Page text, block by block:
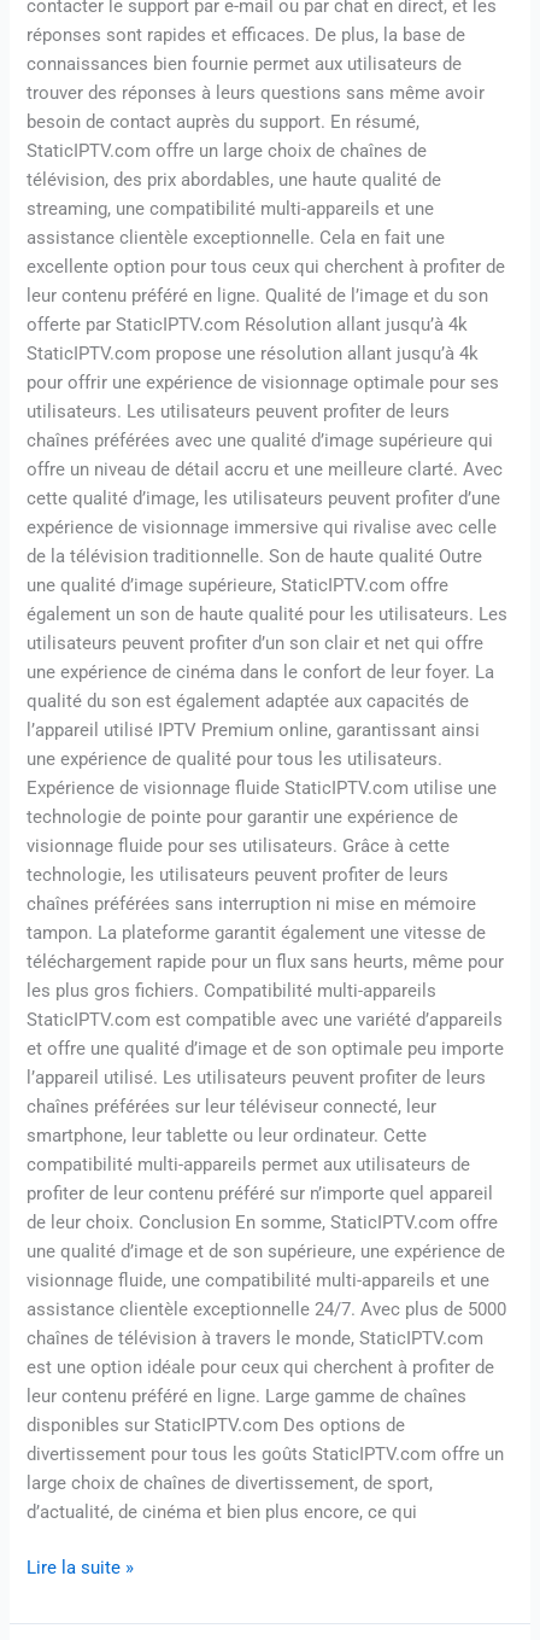
contacter le support par e-mail ou par chat en direct, et les
réponses sont rapides et efficaces. De plus, la base de
connaissances bien fournie permet aux utilisateurs de
trouver des réponses à leurs questions sans même avoir
besoin de contact auprès du support. En résumé,
StaticIPTV.com offre un large choix de chaînes de
télévision, des prix abordables, une haute qualité de
streaming, une compatibilité multi-appareils et une
assistance clientèle exceptionnelle. Cela en fait une
excellente option pour tous ceux qui cherchent à profiter de
leur contenu préféré en ligne. Qualité de l’image et du son
offerte par StaticIPTV.com Résolution allant jusqu’à 4k
StaticIPTV.com propose une résolution allant jusqu’à 4k
pour offrir une expérience de visionnage optimale pour ses
utilisateurs. Les utilisateurs peuvent profiter de leurs
chaînes préférées avec une qualité d’image supérieure qui
offre un niveau de détail accru et une meilleure clarté. Avec
cette qualité d’image, les utilisateurs peuvent profiter d’une
expérience de visionnage immersive qui rivalise avec celle
de la télévision traditionnelle. Son de haute qualité Outre
une qualité d’image supérieure, StaticIPTV.com offre
également un son de haute qualité pour les utilisateurs. Les
utilisateurs peuvent profiter d’un son clair et net qui offre
une expérience de cinéma dans le confort de leur foyer. La
qualité du son est également adaptée aux capacités de
l’appareil utilisé IPTV Premium online, garantissant ainsi
une expérience de qualité pour tous les utilisateurs.
Expérience de visionnage fluide StaticIPTV.com utilise une
technologie de pointe pour garantir une expérience de
visionnage fluide pour ses utilisateurs. Grâce à cette
technologie, les utilisateurs peuvent profiter de leurs
chaînes préférées sans interruption ni mise en mémoire
tampon. La plateforme garantit également une vitesse de
téléchargement rapide pour un flux sans heurts, même pour
les plus gros fichiers. Compatibilité multi-appareils
StaticIPTV.com est compatible avec une variété d’appareils
et offre une qualité d’image et de son optimale peu importe
l’appareil utilisé. Les utilisateurs peuvent profiter de leurs
chaînes préférées sur leur téléviseur connecté, leur
smartphone, leur tablette ou leur ordinateur. Cette
compatibilité multi-appareils permet aux utilisateurs de
profiter de leur contenu préféré sur n’importe quel appareil
de leur choix. Conclusion En somme, StaticIPTV.com offre
une qualité d’image et de son supérieure, une expérience de
visionnage fluide, une compatibilité multi-appareils et une
assistance clientèle exceptionnelle 24/7. Avec plus de 5000
chaînes de télévision à travers le monde, StaticIPTV.com
est une option idéale pour ceux qui cherchent à profiter de
leur contenu préféré en ligne. Large gamme de chaînes
disponibles sur StaticIPTV.com Des options de
divertissement pour tous les goûts StaticIPTV.com offre un
large choix de chaînes de divertissement, de sport,
d’actualité, de cinéma et bien plus encore, ce qui
Lire la suite »